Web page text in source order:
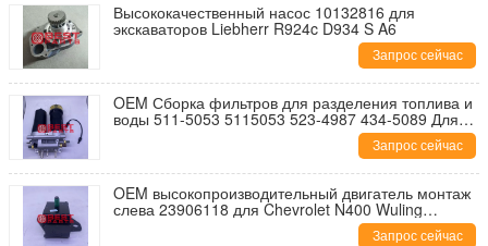
Высококачественный насос 10132816 для
экскаваторов Liebherr R924c D934 S A6
Запрос сейчас
OEM Сборка фильтров для разделения топлива и
воды 511-5053 5115053 523-4987 434-5089 Для
Запрос сейчас
OEM высокопроизводительный двигатель монтаж
слева 23906118 для Chevrolet N400 Wuling
Запрос сейчас